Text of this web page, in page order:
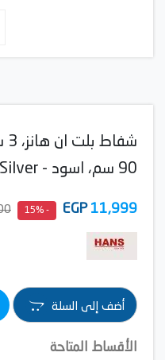
90 سم، اسود - NV-90-1000-Silver
11,999
EGP
- 15%
أضف إلى السلة
الأقساط المتاحة